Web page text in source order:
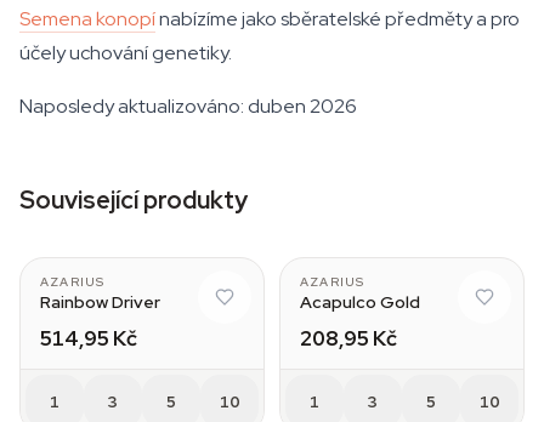
Semena konopínabízíme jako sběratelské předměty a pro
účely uchování genetiky.
Naposledy aktualizováno: duben 2026
Související produkty
AZARIUS
Rainbow Driver
514,95 Kč
1 3 5 10
AZARIUS
Acapulco Gold
208,95 Kč
1 3 5 10